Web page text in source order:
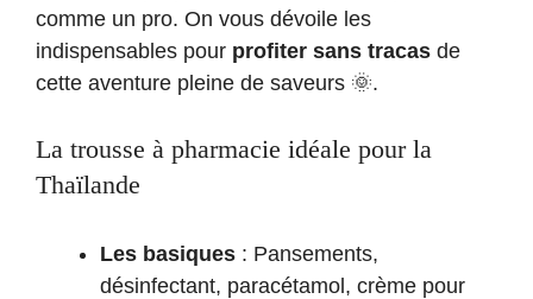
comme un pro. On vous dévoile les
indispensables pour profiter sans tracas de
cette aventure pleine de saveurs 🌞.
La trousse à pharmacie idéale pour la
Thaïlande
Les basiques : Pansements,
désinfectant, paracétamol, crème pour